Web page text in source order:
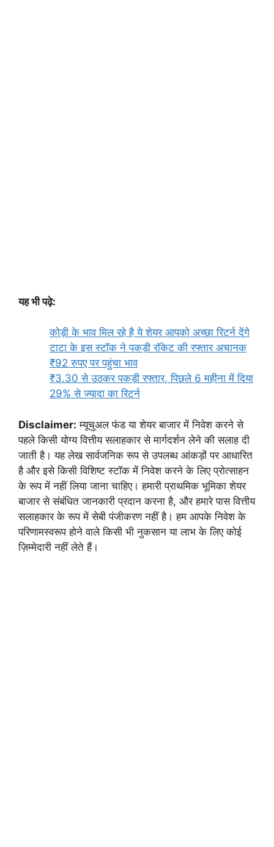
यह भी पढ़े:
कोड़ी के भाव मिल रहे है ये शेयर आपको अच्छा रिटर्न देंगे
टाटा के इस स्टॉक ने पकड़ी रॉकेट की रफ्तार अचानक
₹92 रुपए पर पहुंचा भाव
₹3.30 से उठकर पकड़ी रफ्तार, पिछले 6 महीना में दिया
29% से ज्यादा का रिटर्न
Disclaimer: म्यूचुअल फंड या शेयर बाजार में निवेश करने से
पहले किसी योग्य वित्तीय सलाहकार से मार्गदर्शन लेने की सलाह दी
जाती है। यह लेख सार्वजनिक रूप से उपलब्ध आंकड़ों पर आधारित
है और इसे किसी विशिष्ट स्टॉक में निवेश करने के लिए प्रोत्साहन
के रूप में नहीं लिया जाना चाहिए। हमारी प्राथमिक भूमिका शेयर
बाजार से संबंधित जानकारी प्रदान करना है, और हमारे पास वित्तीय
सलाहकार के रूप में सेबी पंजीकरण नहीं है। हम आपके निवेश के
परिणामस्वरूप होने वाले किसी भी नुकसान या लाभ के लिए कोई
ज़िम्मेदारी नहीं लेते हैं।